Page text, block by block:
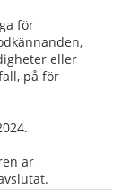
för
eller
på för
är